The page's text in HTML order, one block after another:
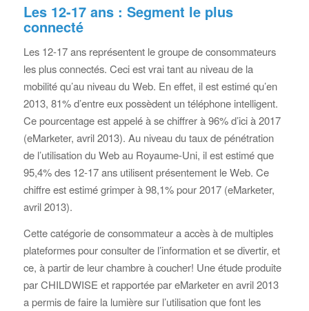
Les 12-17 ans : Segment le plus
connecté
Les 12-17 ans représentent le groupe de consommateurs
les plus connectés. Ceci est vrai tant au niveau de la
mobilité qu’au niveau du Web. En effet, il est estimé qu’en
2013, 81% d’entre eux possèdent un téléphone intelligent.
Ce pourcentage est appelé à se chiffrer à 96% d’ici à 2017
(eMarketer, avril 2013). Au niveau du taux de pénétration
de l’utilisation du Web au Royaume-Uni, il est estimé que
95,4% des 12-17 ans utilisent présentement le Web. Ce
chiffre est estimé grimper à 98,1% pour 2017 (eMarketer,
avril 2013).
Cette catégorie de consommateur a accès à de multiples
plateformes pour consulter de l’information et se divertir, et
ce, à partir de leur chambre à coucher! Une étude produite
par CHILDWISE et rapportée par eMarketer en avril 2013
a permis de faire la lumière sur l’utilisation que font les